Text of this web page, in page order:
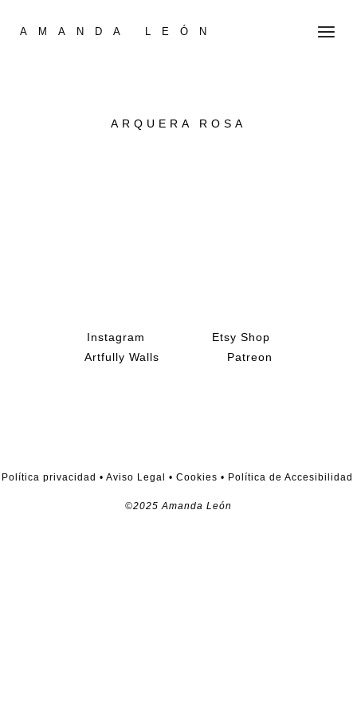
AMANDA LEÓN
ARQUERA ROSA
Instagram
Etsy Shop
Artfully Walls
Patreon
Política privacidad • Aviso Legal • Cookies • Política de Accesibilidad
©2025 Amanda León